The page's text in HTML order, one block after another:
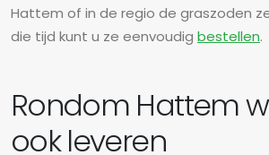
Hattem of in de regio de graszoden
die tijd kunt u ze eenvoudig bestellen.
Rondom Hattem
ook leveren